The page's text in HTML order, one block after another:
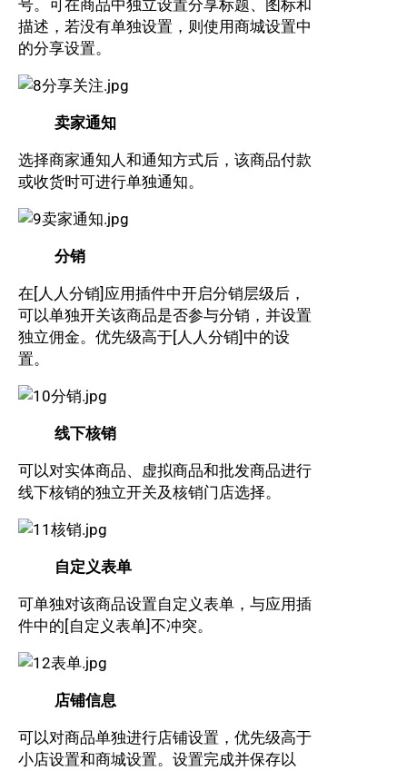
号。可在商品中独立设置分享标题、图标和
描述，若没有单独设置，则使用商城设置中
的分享设置。
卖家通知
选择商家通知人和通知方式后，该商品付款
或收货时可进行单独通知。
分销
在[人人分销]应用插件中开启分销层级后，
可以单独开关该商品是否参与分销，并设置
独立佣金。优先级高于[人人分销]中的设
置。
线下核销
可以对实体商品、虚拟商品和批发商品进行
线下核销的独立开关及核销门店选择。
自定义表单
可单独对该商品设置自定义表单，与应用插
件中的[自定义表单]不冲突。
店铺信息
可以对商品单独进行店铺设置，优先级高于
小店设置和商城设置。设置完成并保存以